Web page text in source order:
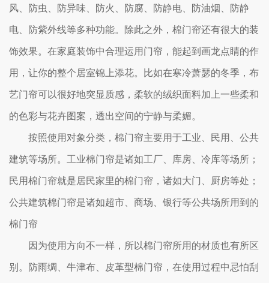
风、防虫、防异味、防火、防腐、防静电、防油烟、防静
电、防紫外线等多种功能。除此之外，棉门帘还有很大的装
饰效果。在家庭装饰中合理运用门帘，能起到画龙点睛的作
用，让你的整个居室锦上添花。比如在寒冷萧瑟的冬季，布
艺门帘可以很好地突显质感，柔软的绒织面料加上一些柔和
的色彩与花卉图案，透出空间的宁静与柔媚。
按照使用对象分类，棉门帘主要用于工业、民用、公共
建筑等场所。工业棉门帘是诸如工厂、库房、冷库等场所；
民用棉门帘就是居民家里的棉门帘，诸如大门、厨房等处；
公共建筑棉门帘是诸如超市、商场、银行等公共场所用到的
棉门帘
因为使用方向不一样，所以棉门帘所用的材质也有所区
别。防雨绸、牛津布、皮革型棉门帘，在使用过程中忌怕刮